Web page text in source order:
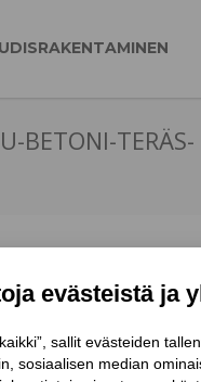
BETONI-TERÄS-